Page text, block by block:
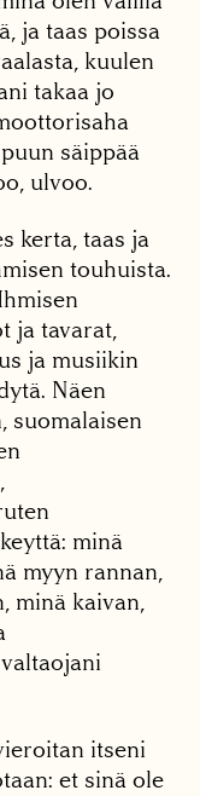
ja taas poissa
kuulen
takaa jo
säippää
ulvoo.
kerta, taas ja
touhuista.
ja ta­varat,
ja musiikin
Näen
suo­malaisen
mi­nä
myyn rannan,
minä kaivan,
itseni
et sinä ole